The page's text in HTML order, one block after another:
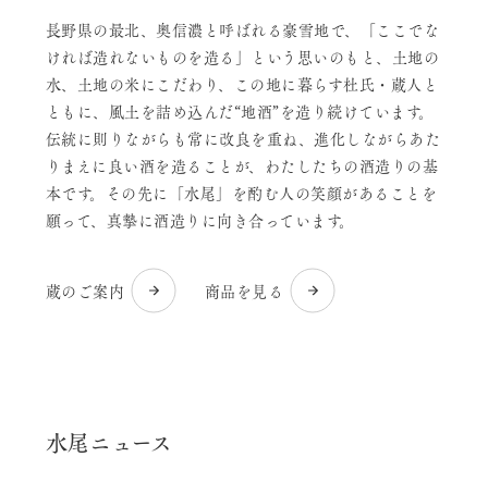
長野県の最北、奥信濃と呼ばれる豪雪地で、「ここでな
ければ造れないものを造る」という思いのもと、土地の
水、土地の米にこだわり、この地に暮らす杜氏・蔵人と
ともに、風土を詰め込んだ“地酒”を造り続けています。
伝統に則りながらも常に改良を重ね、進化しながらあた
りまえに良い酒を造ることが、わたしたちの酒造りの基
本です。その先に「水尾」を酌む人の笑顔があることを
願って、真摯に酒造りに向き合っています。
蔵のご案内 商品を見る
水尾ニュース